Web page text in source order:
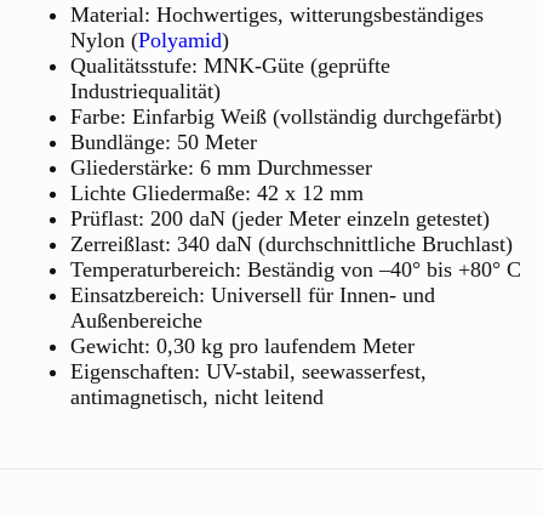
Material: Hochwertiges, witterungsbeständiges
Nylon (Polyamid)
Qualitätsstufe: MNK-Güte (geprüfte
Industriequalität)
Farbe: Einfarbig Weiß (vollständig durchgefärbt)
Bundlänge: 50 Meter
Gliederstärke: 6 mm Durchmesser
Lichte Gliedermaße: 42 x 12 mm
Prüflast: 200 daN (jeder Meter einzeln getestet)
Zerreißlast: 340 daN (durchschnittliche Bruchlast)
Temperaturbereich: Beständig von –40° bis +80° C
Einsatzbereich: Universell für Innen- und
Außenbereiche
Gewicht: 0,30 kg pro laufendem Meter
Eigenschaften: UV-stabil, seewasserfest,
antimagnetisch, nicht leitend